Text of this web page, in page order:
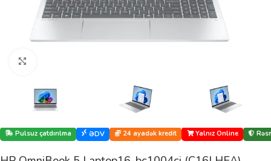
Pulsuz çatdırılma ƏDV 24 ayadək kredit Yalnız Online